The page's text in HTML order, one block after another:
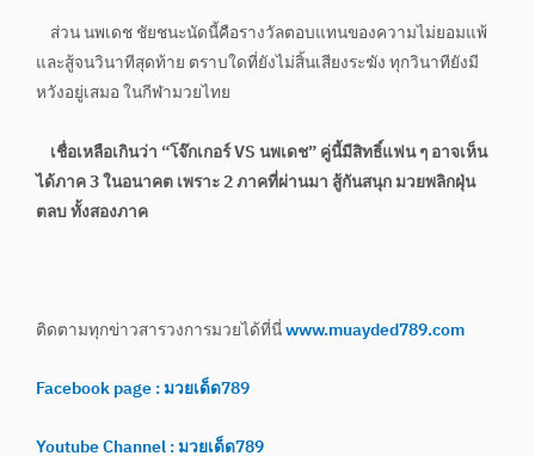
ส่วน นพเดช ชัยชนะนัดนี้คือรางวัลตอบแทนของความไม่ยอมแพ้
และสู้จนวินาทีสุดท้าย ตราบใดที่ยังไม่สิ้นเสียงระฆัง ทุกวินาทียังมี
หวังอยู่เสมอ ในกีฬามวยไทย
เชื่อเหลือเกินว่า “โจ๊กเกอร์ VS นพเดช” คู่นี้มีสิทธิ์แฟน ๆ อาจเห็น
ได้ภาค 3 ในอนาคต เพราะ 2 ภาคที่ผ่านมา สู้กันสนุก มวยพลิกฝุ่น
ตลบ ทั้งสองภาค
ติดตามทุกข่าวสารวงการมวยได้ที่นี่www.muayded789.com
Facebook page : มวยเด็ด789
Youtube Channel : มวยเด็ด789